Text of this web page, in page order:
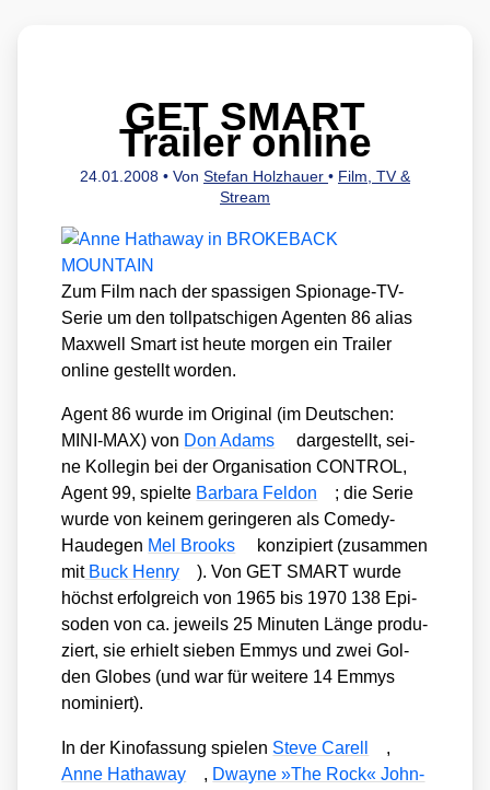
GET SMART
Trailer online
24.01.2008 • Von Stefan Holzhauer • Film, TV &
Stream
Zum Film nach der spas­si­gen Spio­na­ge-TV-
Serie um den toll­pat­schi­gen Agen­ten 86 ali­as
Max­well Smart ist heu­te mor­gen ein Trai­ler
online gestellt wor­den.
Agent 86 wur­de im Ori­gi­nal (im Deut­schen:
MINI-MAX) von Don Adams
dar­ge­stellt, sei­
ne Kol­le­gin bei der Orga­ni­sa­ti­on CONTROL,
Agent 99, spiel­te Bar­ba­ra Fel­don
; die Serie
wur­de von kei­nem gerin­ge­ren als Come­dy-
Hau­de­gen Mel Brooks
kon­zi­piert (zusam­men
mitBuck Hen­ry
). Von GET SMART wur­de
höchst erfolg­reich von 1965 bis 1970 138 Epi­
so­den von ca. jeweils 25 Minu­ten Län­ge pro­du­
ziert, sie erhielt sie­ben Emmys und zwei Gol­
den Glo­bes (und war für wei­te­re 14 Emmys
nomi­niert).
In der Kino­fas­sung spie­len Ste­ve Carell
,
Anne Hat­ha­way
, Dway­ne »The Rock« John­